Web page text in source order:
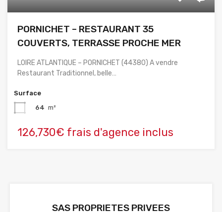
PORNICHET – RESTAURANT 35
COUVERTS, TERRASSE PROCHE MER
LOIRE ATLANTIQUE – PORNICHET (44380) A vendre
Restaurant Traditionnel, belle…
Surface
64 m²
126,730€ frais d'agence inclus
SAS PROPRIETES PRIVEES